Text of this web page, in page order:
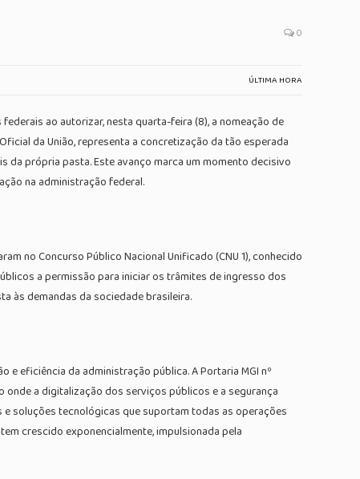
0
ÚLTIMA HORA
ao autorizar, nesta quarta-feira (8), a nomeação de
da União, representa a concretização da tão esperada
própria pasta. Este avanço marca um momento decisivo
na administração federal.
no Concurso Público Nacional Unificado (CNU 1), conhecido
a permissão para iniciar os trâmites de ingresso dos
às demandas da sociedade brasileira.
eficiência da administração pública. A Portaria MGI nº
onde a digitalização dos serviços públicos e a segurança
soluções tecnológicas que suportam todas as operações
crescido exponencialmente, impulsionada pela